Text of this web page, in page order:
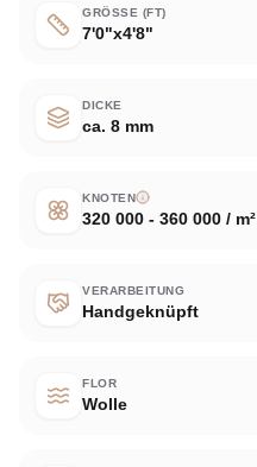
GRÖSSE (FT)
7'0"x4'8"
DICKE
ca. 8 mm
KNOTEN
320 000 - 360 000 / m²
VERARBEITUNG
Handgeknüpft
FLOR
Wolle